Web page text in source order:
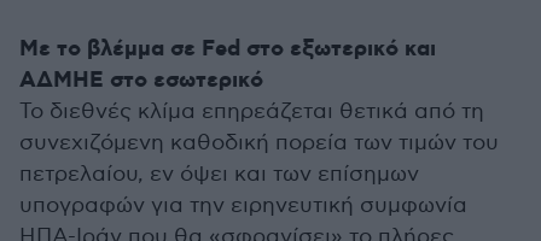
Με το βλέμμα σε Fed στο εξωτερικό και
ΑΔΜΗΕ στο εσωτερικό
Το διεθνές κλίμα επηρεάζεται θετικά από τη
συνεχιζόμενη καθοδική πορεία των τιμών του
πετρελαίου, εν όψει και των επίσημων
υπογραφών για την ειρηνευτική συμφωνία